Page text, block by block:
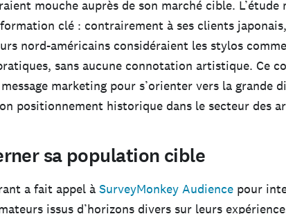
mouche auprès de son marché cible. L’étude
clé : contrairement à ses clients
nord-américains considéraient les stylos
sans aucune connotation artistique. Ce
message marketing pour s’orienter vers la grande
positionnement historique dans le secteur des
sa population cible
a fait appel à SurveyMonkey Audience pour
issus d’horizons divers sur leurs